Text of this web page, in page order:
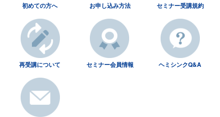
初めての方へ お申し込み方法 セミナー受講規約
再受講について セミナー会員情報 ヘミシンクQ&A